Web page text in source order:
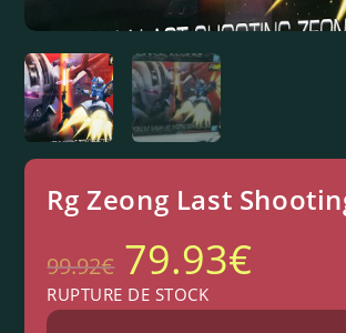
Rg Zeong Last
99.92€ 79.93€
RUPTURE DE STOCK